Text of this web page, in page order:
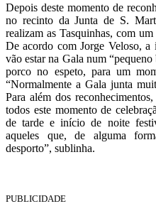
Depois deste momento de
no recinto da Junta de S.
realizam as Tasquinhas, com
De acordo com Jorge Veloso, a
vão estar na Gala num
porco no espeto, para um
“Normalmente a Gala junta
Para além dos
todos este momento de
de tarde e início de noite
aqueles que, de alguma
desporto”, sublinha.
PUBLICIDADE